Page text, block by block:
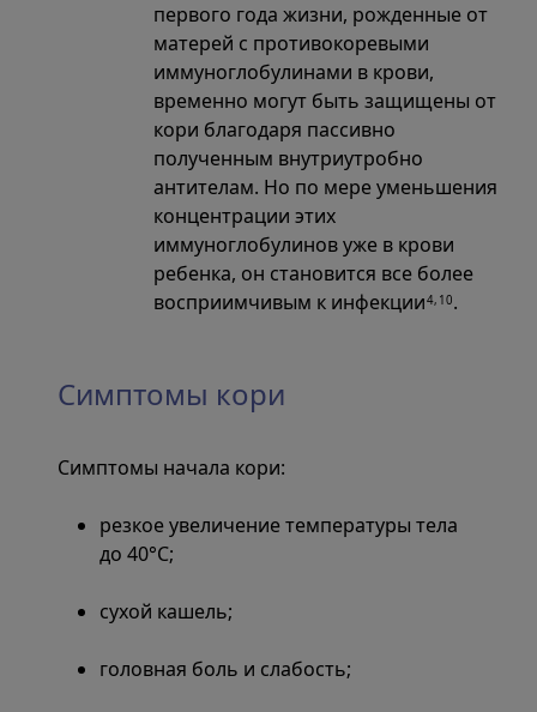
первого года жизни, рожденные от
матерей с противокоревыми
иммуноглобулинами в крови,
временно могут быть защищены от
кори благодаря пассивно
полученным внутриутробно
антителам. Но по мере уменьшения
концентрации этих
иммуноглобулинов уже в крови
ребенка, он становится все более
восприимчивым к инфекции4,10.
Симптомы кори
Симптомы начала кори:
резкое увеличение температуры тела
до 40°С;
сухой кашель;
головная боль и слабость;